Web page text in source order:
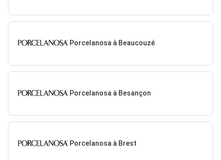
Porcelanosa à Beaucouzé
Porcelanosa à Besançon
Porcelanosa à Brest